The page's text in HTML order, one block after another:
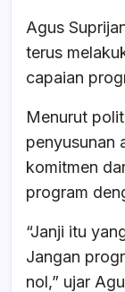
o
k
p
Agus
terus
capaian
Menurut
penyusunan
komitmen
program
“Janji itu
Jangan
nol,” ujar